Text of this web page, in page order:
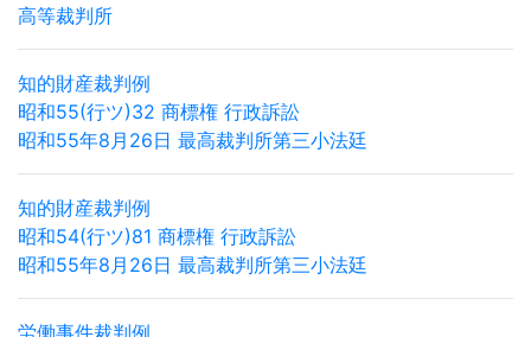
高等裁判所
知的財産裁判例
昭和55(行ツ)32 商標権 行政訴訟
昭和55年8月26日 最高裁判所第三小法廷
知的財産裁判例
昭和54(行ツ)81 商標権 行政訴訟
昭和55年8月26日 最高裁判所第三小法廷
労働事件裁判例